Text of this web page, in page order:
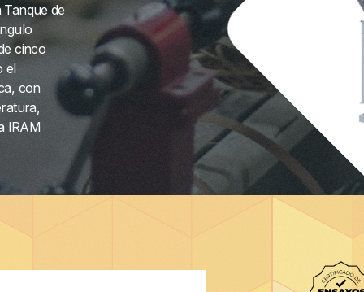
de
cinco
el
con
IRAM